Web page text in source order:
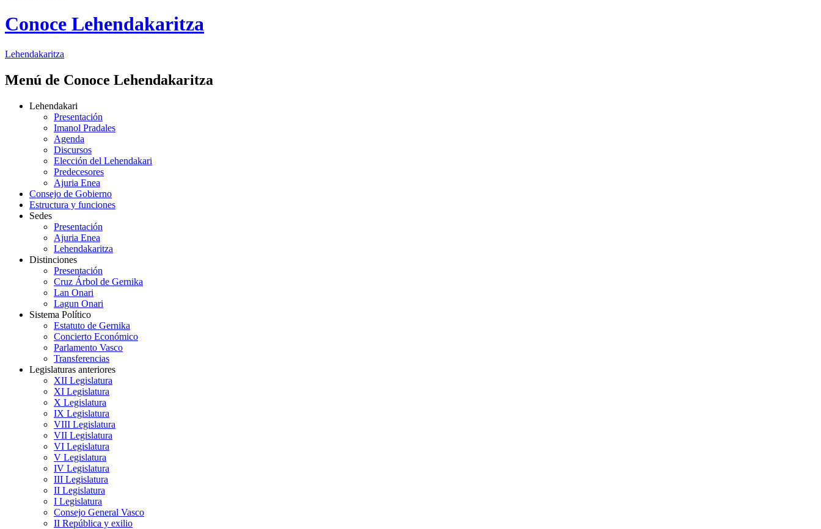
Conoce Lehendakaritza
Lehendakaritza
Menú de Conoce Lehendakaritza
Lehendakari
Presentación
Imanol Pradales
Agenda
Discursos
Elección del Lehendakari
Predecesores
Ajuria Enea
Consejo de Gobierno
Estructura y funciones
Sedes
Presentación
Ajuria Enea
Lehendakaritza
Distinciones
Presentación
Cruz Árbol de Gernika
Lan Onari
Lagun Onari
Sistema Político
Estatuto de Gernika
Concierto Económico
Parlamento Vasco
Transferencias
Legislaturas anteriores
XII Legislatura
XI Legislatura
X Legislatura
IX Legislatura
VIII Legislatura
VII Legislatura
VI Legislatura
V Legislatura
IV Legislatura
III Legislatura
II Legislatura
I Legislatura
Consejo General Vasco
II República y exilio